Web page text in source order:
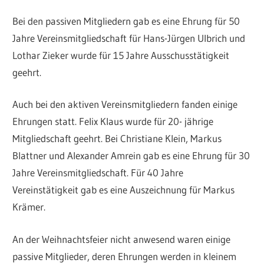
Bei den passiven Mitgliedern gab es eine Ehrung für 50
Jahre Vereinsmitgliedschaft für Hans-Jürgen Ulbrich und
Lothar Zieker wurde für 15 Jahre Ausschusstätigkeit
geehrt.
Auch bei den aktiven Vereinsmitgliedern fanden einige
Ehrungen statt. Felix Klaus wurde für 20- jährige
Mitgliedschaft geehrt. Bei Christiane Klein, Markus
Blattner und Alexander Amrein gab es eine Ehrung für 30
Jahre Vereinsmitgliedschaft. Für 40 Jahre
Vereinstätigkeit gab es eine Auszeichnung für Markus
Krämer.
An der Weihnachtsfeier nicht anwesend waren einige
passive Mitglieder, deren Ehrungen werden in kleinem